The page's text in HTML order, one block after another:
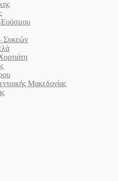
Ευόσμου
Συκεών
Μακεδονίας